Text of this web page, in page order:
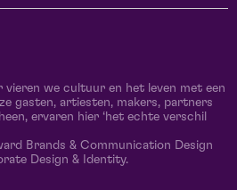
vieren we cultuur en het leven met een
gasten, artiesten, makers, partners
ervaren hier ‘het echte verschil
Brands & Communication Design
Design & Identity.